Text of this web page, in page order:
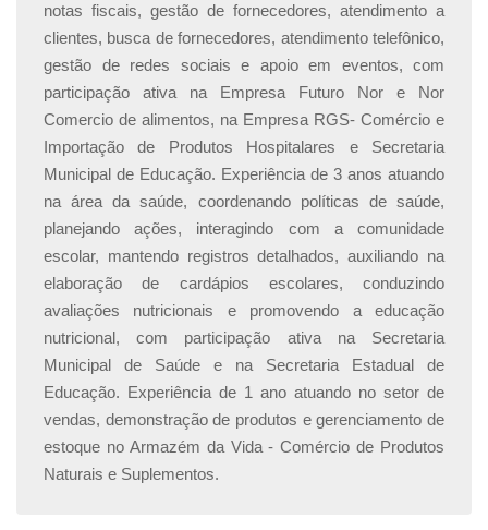
notas fiscais, gestão de fornecedores, atendimento a
clientes, busca de fornecedores, atendimento telefônico,
gestão de redes sociais e apoio em eventos, com
participação ativa na Empresa Futuro Nor e Nor
Comercio de alimentos, na Empresa RGS- Comércio e
Importação de Produtos Hospitalares e Secretaria
Municipal de Educação. Experiência de 3 anos atuando
na área da saúde, coordenando políticas de saúde,
planejando ações, interagindo com a comunidade
escolar, mantendo registros detalhados, auxiliando na
elaboração de cardápios escolares, conduzindo
avaliações nutricionais e promovendo a educação
nutricional, com participação ativa na Secretaria
Municipal de Saúde e na Secretaria Estadual de
Educação. Experiência de 1 ano atuando no setor de
vendas, demonstração de produtos e gerenciamento de
estoque no Armazém da Vida - Comércio de Produtos
Naturais e Suplementos.